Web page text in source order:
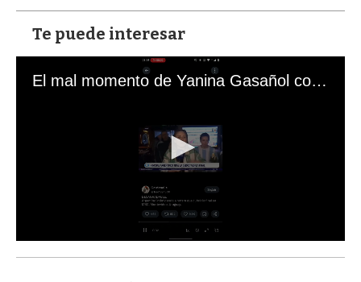
Te puede interesar
El mal momento de Yanina Gasañol con un hincha argentino en "Subrayado"
s